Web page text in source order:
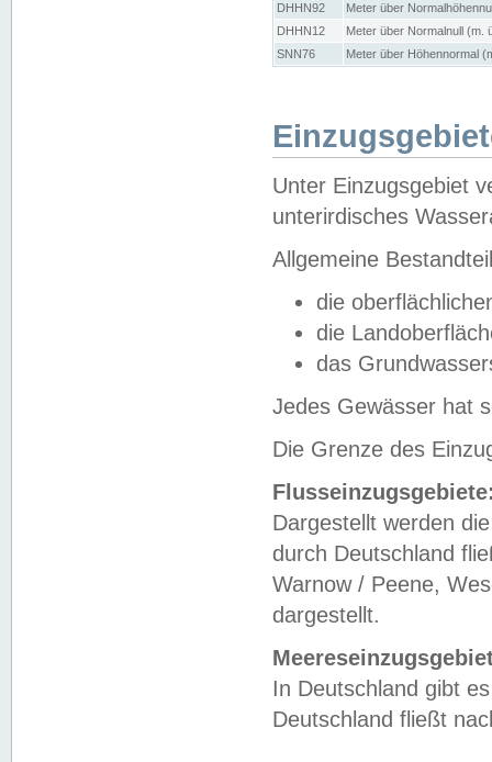
DHHN92
Meter über
DHHN12
Meter über Normalnull (m.
SNN76
Meter über Höhennormal
Unter Einzugsgebiet
unterirdisches
Allgemeine
die
die
das
Jedes Gewässer hat
Die Grenze des
Dargestellt werden
durch Deutschland
Warnow / Peene,
dargestellt.
In Deutschland gibt
Deutschland fließt